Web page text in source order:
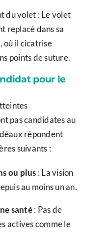
du volet : Le volet
replacé dans sa
où il cicatrise
points de suture.
pour le
pas candidates au
répondent
suivants :
ou plus : La vision
au moins un an.
santé: Pas de
actives comme le